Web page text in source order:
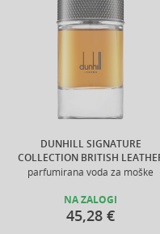
DUNHILL SIGNATURE
COLLECTION BRITISH
parfumirana voda za moške
NA ZALOGI
45,28 €